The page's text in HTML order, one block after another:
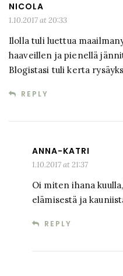
NICOLA
1.10.2017 at 20:33
Ilolla tuli luettua
haaveillen ja pienellä
Blogistasi tuli kerta
REPLY
ANNA-KATRI
1.10.2017 at 21:37
Oi miten ihana
elämisestä ja
REPLY